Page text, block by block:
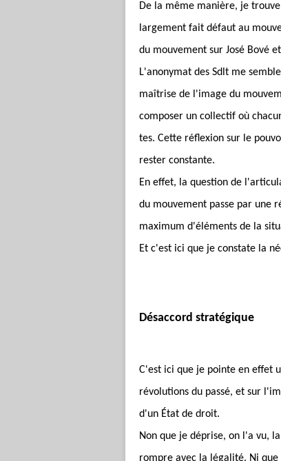
De la même manière, je
largement fait défaut au
du mouvement sur José Bové
L'anonymat des Sdlt me
maîtrise de l'image du
composer un collectif où
tes. Cette réflexion sur le
rester constante.
En effet, la question de
du mouvement passe par une
maximum d'éléments de la
Et c'est ici que je constate la
Désaccord stratégique
C'est ici que je pointe en effet
révolutions du passé, et sur
d'un État de droit.
Non que je déprise, on l'a vu,
rompre avec la légalité. Ni